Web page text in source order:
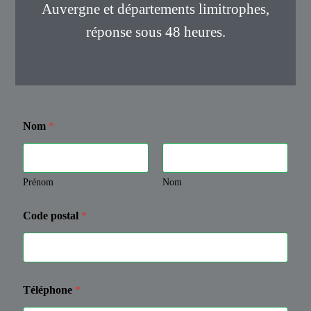
Auvergne et départements limitrophes,
réponse sous 48 heures.
Nom *
Prénom Nom
Code postal *
Téléphone *